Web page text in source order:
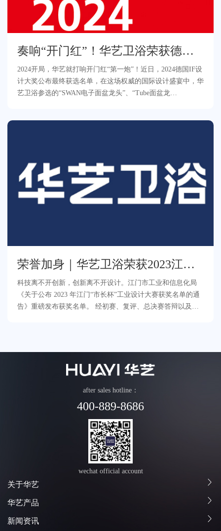
奏响“开门红”！华艺卫浴荣获德国
IF设计大奖！
2024开局，华艺就打响开门红“第一炮”！近日，2024德国IF设
计大奖公布最终获选名单，在这场权威的国际设计盛宴中，华
艺卫浴参选的“SWAN电子面盆龙头”、“Tube面盆龙
荣誉加身｜华艺卫浴荣获2023江
门“市长杯”金奖！
科技离不开创新，创新离不开设计。江门市工业和信息化局
《关于公布 2023 年江门“市长杯”工业设计大赛获奖名单的通
告》重磅发布获奖名单。 经初赛、复评、总决赛答辩以及公
after sales hotline：
400-889-8686
wechat official account
关于华艺
华艺产品
新闻资讯